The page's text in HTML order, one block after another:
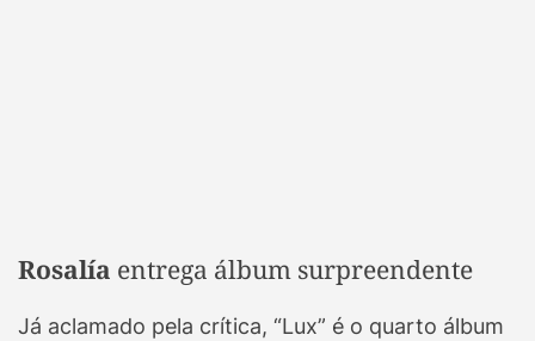
Rosalía entrega álbum surpreendente
Já aclamado pela crítica, “Lux” é o quarto álbum